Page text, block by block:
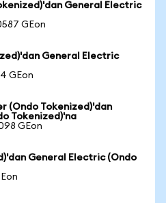
General Electric
GEon
General Electric
GEon
(Ondo Tokenized)'dan
Tokenized)'na
GEon
General Electric (Ondo